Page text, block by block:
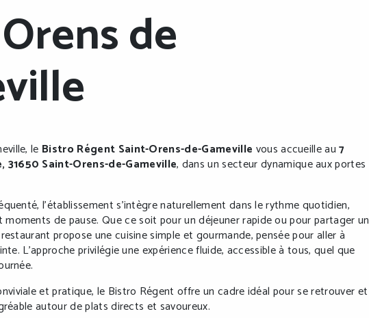
de
le Bistro Régent Saint-Orens-de-Gameville vous accueille au7
31650 Saint-Orens-de-Gameville, dans un secteur dynamique aux portes
l’établissement s’intègre naturellement dans le rythme quotidien,
de pause. Que ce soit pour un déjeuner rapide ou pour partager un
propose une cuisine simple et gourmande, pensée pour aller à
L’approche privilégie une expérience fluide, accessible à tous, quel que
et pratique, le Bistro Régent offre un cadre idéal pour se retrouver et
autour de plats directs et savoureux.